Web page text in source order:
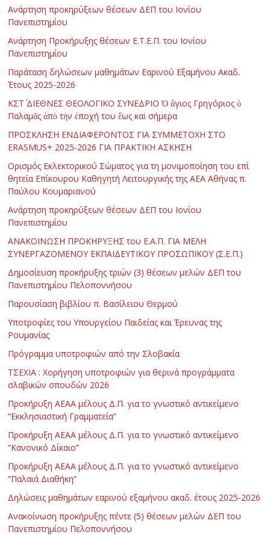
Ανάρτηση προκηρύξεων θέσεων ΔΕΠ του Ιονίου
Πανεπιστημίου
Ανάρτηση Προκήρυξης θέσεων Ε.Τ.Ε.Π. του Ιονίου
Πανεπιστημίου
Παράταση δηλώσεων μαθημάτων Εαρινού Εξαμήνου Ακαδ.
Έτους 2025-2026
ΚΣΤ΄ ΔΙΕΘΝΕΣ ΘΕΟΛΟΓΙΚΟ ΣΥΝΕΔΡΙΟ Ὁ ἅγιος Γρηγόριος ὁ
Παλαμᾶς ἀπὸ τὴν ἐποχή του ἕως καὶ σήμερα
ΠΡΟΣΚΛΗΣΗ ΕΝΔΙΑΦΕΡΟΝΤΟΣ ΓΙΑ ΣΥΜΜΕΤΟΧΗ ΣΤΟ
ERASMUS+ 2025-2026 ΓΙΑ ΠΡΑΚΤΙΚΗ ΑΣΚΗΣΗ
Ορισμός Εκλεκτορικού Σώματος για τη μονιμοποίηση του επί
θητεία Επίκουρου Καθηγητή Λειτουργικής της ΑΕΑ Αθήνας π.
Παύλου Κουμαριανού
Ανάρτηση προκηρύξεων θέσεων ΔΕΠ του Ιονίου
Πανεπιστημίου
ΑΝΑΚΟΙΝΩΣΗ ΠΡΟΚΗΡΥΞΗΣ του Ε.Α.Π. ΓΙΑ ΜΕΛΗ
ΣΥΝΕΡΓΑΖΟΜΕΝΟΥ ΕΚΠΑΙΔΕΥΤΙΚΟΥ ΠΡΟΣΩΠΙΚΟΥ (Σ.Ε.Π.)
Δημοσίευση προκήρυξης τριών (3) θέσεων μελών ΔΕΠ του
Πανεπιστημίου Πελοποννήσου
Παρουσίαση βιβλίου π. Βασίλειου Θερμού
Υποτροφίες του Υπουργείου Παιδείας και Έρευνας της
Ρουμανίας
Πρόγραμμα υποτροφιών από την Σλοβακία
ΤΣΕΧΙΑ : Χορήγηση υποτροφιών για θερινά προγράμματα
σλαβικών σπουδών 2026
Προκήρυξη ΑΕΑΑ μέλους Δ.Π. για το γνωστικό αντικείμενο
“Εκκλησιαστική Γραμματεία”
Προκήρυξη ΑΕΑΑ μέλους Δ.Π. για το γνωστικό αντικείμενο
“Κανονικό Δίκαιο”
Προκήρυξη ΑΕΑΑ μέλους Δ.Π. για το γνωστικό αντικείμενο
“Παλαιά Διαθήκη”
Δηλώσεις μαθημάτων εαρινού εξαμήνου ακαδ. έτους 2025-2026
Ανακοίνωση προκήρυξης πέντε (5) θέσεων μελών ΔΕΠ του
Πανεπιστημίου Πελοποννήσου